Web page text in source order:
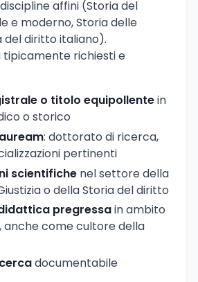
affini (Storia del
e moderno, Storia delle
del diritto italiano).
tipicamente richiesti e
o titolo equipollentein
o storico
: dottorato di ricerca,
pertinenti
scientifiche nel settore della
o della Storia del diritto
pregressain ambito
anche come cultore della
documentabile